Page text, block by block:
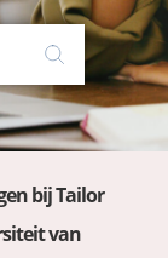
bij Tailor
van